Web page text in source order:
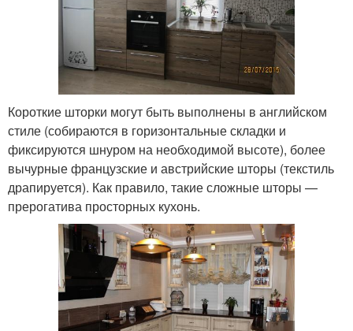
Короткие шторки могут быть выполнены в английском
стиле (собираются в горизонтальные складки и
фиксируются шнуром на необходимой высоте), более
вычурные французские и австрийские шторы (текстиль
драпируется). Как правило, такие сложные шторы —
прерогатива просторных кухонь.